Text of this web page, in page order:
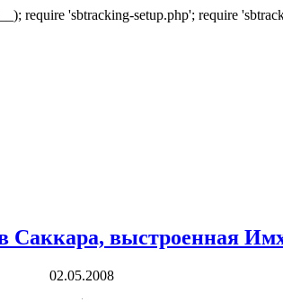
require 'sbtracking-setup.php'; require
Саккара, выстроенная
02.05.2008